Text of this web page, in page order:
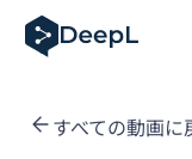
AIエージェント向け
DeepL Translation
Translation Flow
すべての動画に